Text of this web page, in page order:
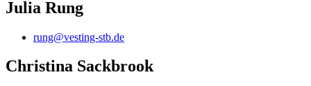
Julia Rung
rung@vesting-stb.de
Christina Sackbrook